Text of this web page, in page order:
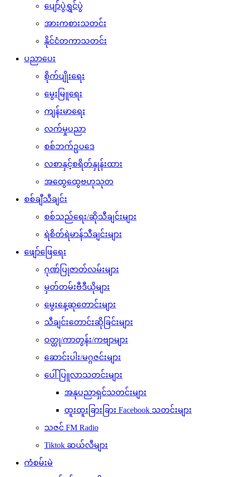
ပျော်ပွဲရွှင်ပွဲ
အားကစားသတင်း
နိုင်ငံတကာသတင်း
ပညာပေး
စိုက်ပျိုးရေး
မွေးမြူရေး
ကျန်းမာရေး
လက်မှုပညာ
စစ်ဘက်ဥပဒေ
လစာနှင့်စရိတ်နှုန်းထား
အထွေထွေဗဟုသုတ
စစ်ချီသီချင်း
စစ်သည်ရေး/ဆိုသီချင်းများ
ရဲစိတ်ရဲမာန်သီချင်းများ
ဖျော်ဖြေရေး
ဂုဏ်ပြုဇာတ်လမ်းများ
မှတ်တမ်းဗီဒီယိုများ
မွေးနေ့ဆုတောင်းများ
သီချင်းတောင်းဆိုခြင်းများ
ဝတ္ထု/ကာတွန်း/ကဗျာများ
ဆောင်းပါး/မဂ္ဂဇင်းများ
ပေါ်ပြူလာသတင်းများ
အနုပညာရှင်သတင်းများ
ထူးထူးခြားခြား Facebook သတင်းများ
သဇင် FM Radio
Tiktok ဆယ်လီများ
ကံစမ်းမဲ